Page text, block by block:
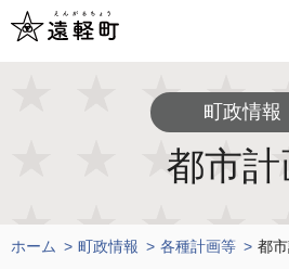
町政情報
都市計
ホーム 町政情報 各種計画等 都